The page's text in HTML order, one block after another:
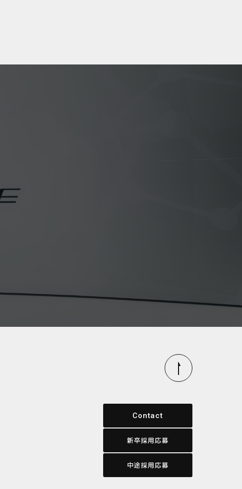
Contact
新卒採用応募
中途採用応募